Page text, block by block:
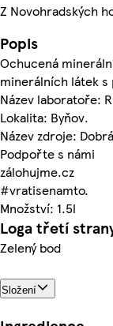
Z Novohradských
Popis
Ochucená
minerálních látek
Název laboratoře:
Lokalita: Byňov.
Název zdroje:
Podpořte s námi
zálohujme.cz
#vratisenamto.
Množství: 1.5l
Loga třetí
Zelený bod
Složení